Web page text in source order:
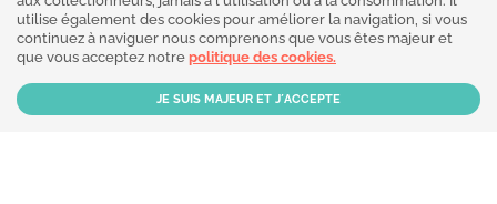
Suivez-nous !
utilise également des cookies pour améliorer la navigation, si vous
continuez à naviguer nous comprenons que vous êtes majeur et
que vous acceptez notre politique des cookies.